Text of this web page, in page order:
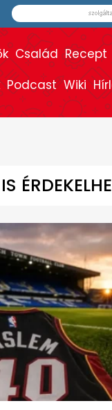
Család Recept
Podcast Wiki